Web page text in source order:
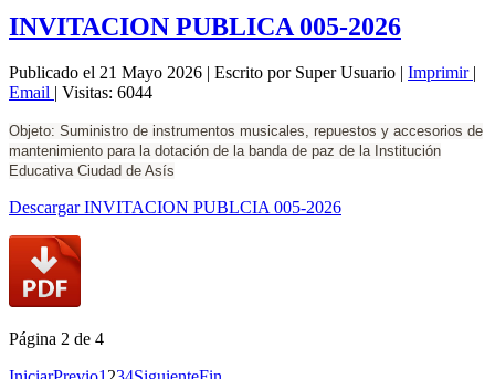
INVITACION PUBLICA 005-2026
Publicado el 21 Mayo 2026 | Escrito por Super Usuario | Imprimir |
Email | Visitas: 6044
Objeto: Suministro de instrumentos musicales, repuestos y accesorios de
mantenimiento para la dotación de la banda de paz de la Institución
Educativa Ciudad de Asís
Descargar INVITACION PUBLCIA 005-2026
Página 2 de 4